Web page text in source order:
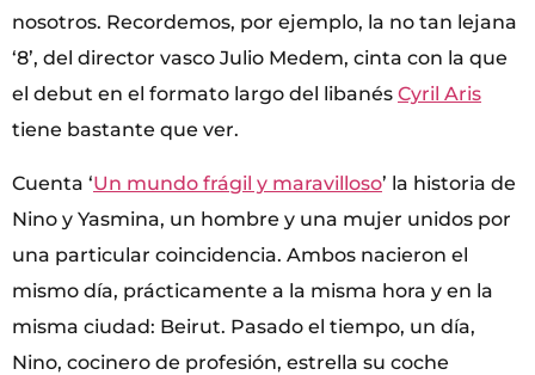
nosotros. Recordemos, por ejemplo, la no tan lejana
‘8’, del director vasco Julio Medem, cinta con la que
el debut en el formato largo del libanés Cyril Aris
tiene bastante que ver.
Cuenta ‘Un mundo frágil y maravilloso’ la historia de
Nino y Yasmina, un hombre y una mujer unidos por
una particular coincidencia. Ambos nacieron el
mismo día, prácticamente a la misma hora y en la
misma ciudad: Beirut. Pasado el tiempo, un día,
Nino, cocinero de profesión, estrella su coche